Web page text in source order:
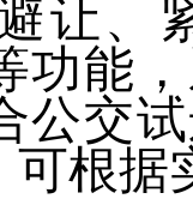
让、
功能
公交
根据